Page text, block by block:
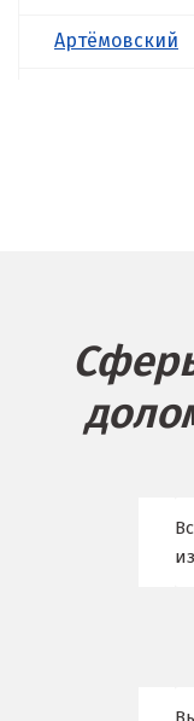
Артёмовский
Берёзовский
Бисерть